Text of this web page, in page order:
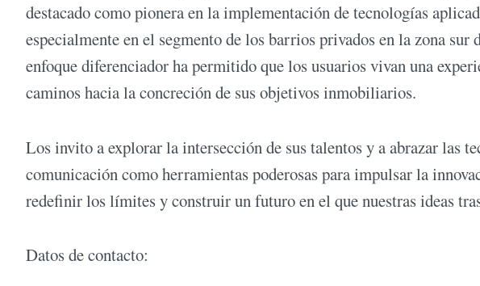
destacado como pionera en la implementación de tecnologías
especialmente en el segmento de los barrios privados en la zona
enfoque diferenciador ha permitido que los usuarios vivan una
caminos hacia la concreción de sus objetivos inmobiliarios.
Los invito a explorar la intersección de sus talentos y a abrazar las
comunicación como herramientas poderosas para impulsar la
redefinir los límites y construir un futuro en el que nuestras ideas
Datos de contacto: